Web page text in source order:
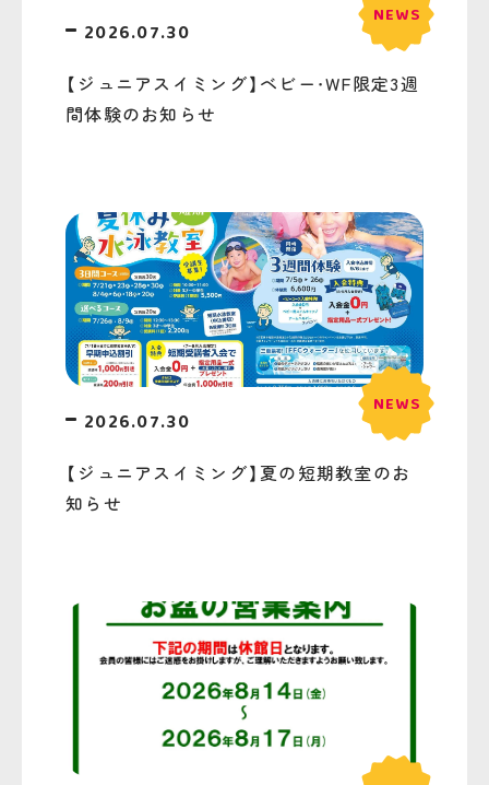
2026.07.30
【ジュニアスイミング】ベビー・WF限定3週
間体験のお知らせ
2026.07.30
【ジュニアスイミング】夏の短期教室のお
知らせ